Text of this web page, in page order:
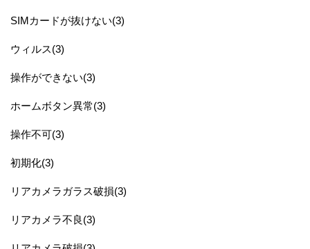
SIMカードが抜けない(3)
ウィルス(3)
操作ができない(3)
ホームボタン異常(3)
操作不可(3)
初期化(3)
リアカメラガラス破損(3)
リアカメラ不良(3)